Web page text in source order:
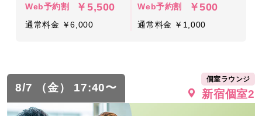
Web予約割 ￥5,500
通常料金 ￥6,000
Web予約割 ￥500
通常料金 ￥1,000
8/7 （金） 17:40〜
個室ラウンジ
新宿個室2